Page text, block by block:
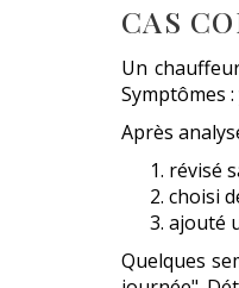
CAS
Un
Symptômes
Après
révisé
choisi
ajouté
Quelques